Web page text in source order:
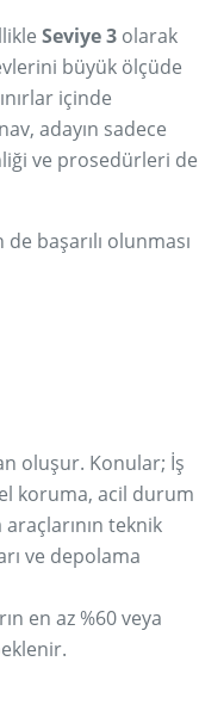
Seviye 3 olarak
büyük ölçüde
içinde
adayın sadece
ve prosedürleri de
başarılı olunması
oluşur. Konular; İş
koruma, acil durum
teknik
ve depolama
en az %60 veya